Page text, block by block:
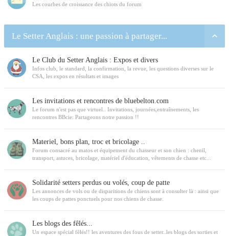
Les courbes de croissance des chiots du forum
Le Setter Anglais : une passion à partager...
Le Club du Setter Anglais : Expos et divers
Infos club, le standard, la confirmation, la revue, les questions diverses sur le
CSA, les expos en résultats et images
Les invitations et rencontres de bluebelton.com
Le forum n'est pas que virtuel.. Invitations, journées,entraînements, les
rencontres BBcie: Partageons notre passion !!
Materiel, bons plan, troc et bricolage ..
Forum consacré au matos et équipement du chasseur et son chien : chenil,
transport, astuces, bricolage, matériel d'éducation, vêtements de chasse etc...
Solidarité setters perdus ou volés, coup de patte
Les annonces de vols ou de disparitions de chiens sont à consulter là : ainsi que
les coups de pattes ponctuels pour nos chiens de chasse.
Les blogs des fêlés...
Un espace spécial fêlés!! les aventures des fous de setter..les blogs des sorties et